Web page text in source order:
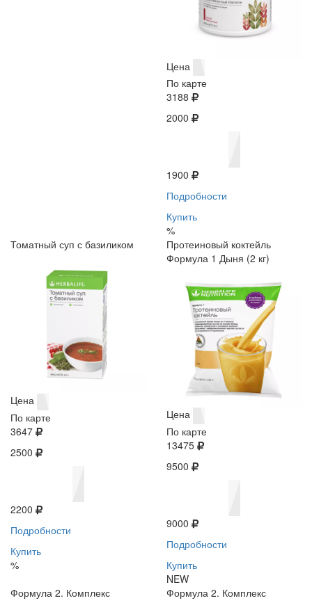
Цена
По карте
3188
2000
1900
Подробности
Купить
%
Томатный суп с базиликом
Цена
По карте
3647
2500
2200
Подробности
Купить
%
Протеиновый коктейль
Формула 1 Дыня (2 кг)
Цена
По карте
13475
9500
9000
Подробности
Купить
NEW
Формула 2. Комплекс
Формула 2. Комплекс